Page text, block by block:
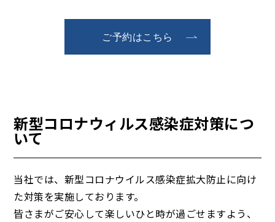
ご予約はこちら
新型コロナウィルス感染症対策につ
いて
当社では、新型コロナウイルス感染症拡大防止に向け
た対策を実施しております。
皆さまがご安心して楽しいひと時が過ごせますよう、